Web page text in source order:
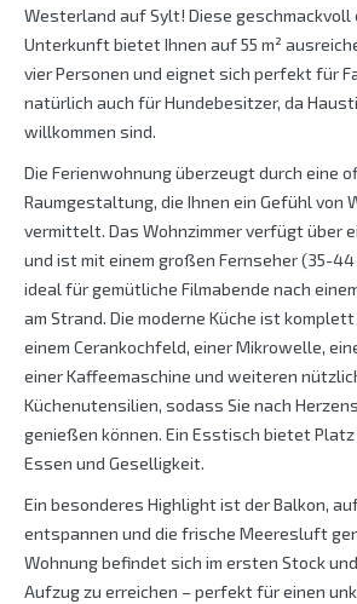
Westerland auf Sylt! Diese
Unterkunft bietet Ihnen auf 55 m²
vier Personen und eignet sich perfekt für
natürlich auch für Hundebesitzer, da
willkommen sind.
Die Ferienwohnung überzeugt durch eine
Raumgestaltung, die Ihnen ein Gefühl von
vermittelt. Das Wohnzimmer verfügt über
und ist mit einem großen Fernseher (35-
ideal für gemütliche Filmabende nach
am Strand. Die moderne Küche ist
einem Cerankochfeld, einer Mikrowelle,
einer Kaffeemaschine und weiteren
Küchenutensilien, sodass Sie nach
genießen können. Ein Esstisch bietet Platz
Essen und Geselligkeit.
Ein besonderes Highlight ist der Balkon,
entspannen und die frische Meeresluft
Wohnung befindet sich im ersten Stock
Aufzug zu erreichen – perfekt für einen